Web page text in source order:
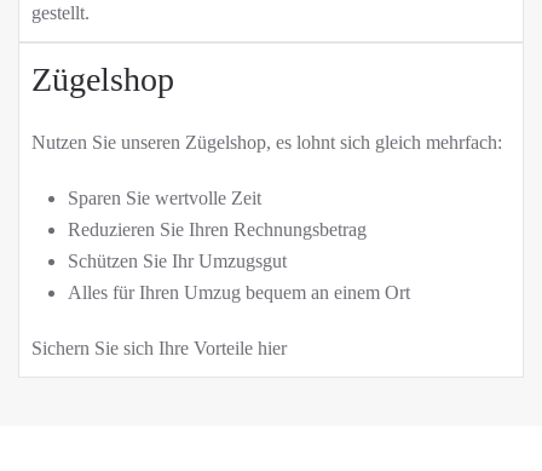
gestellt.
Zügelshop
Nutzen Sie unseren Zügelshop, es lohnt sich gleich mehrfach:
Sparen Sie wertvolle Zeit
Reduzieren Sie Ihren Rechnungsbetrag
Schützen Sie Ihr Umzugsgut
Alles für Ihren Umzug bequem an einem Ort
Sichern Sie sich Ihre Vorteile hier